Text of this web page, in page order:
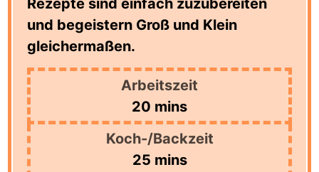
Rezepte sind einfach zuzubereiten
und begeistern Groß und Klein
gleichermaßen.
Arbeitszeit
20 minutes
mins
Koch-/Backzeit
25minutes
mins